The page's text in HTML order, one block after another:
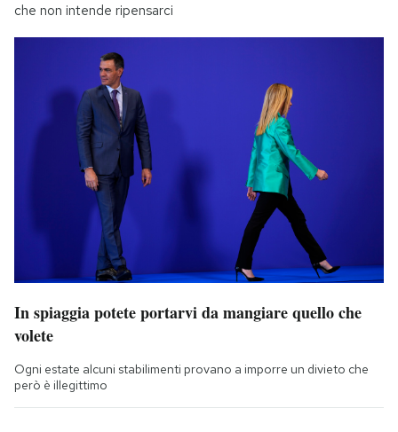
che non intende ripensarci
In spiaggia potete portarvi da mangiare quello che
volete
Ogni estate alcuni stabilimenti provano a imporre un divieto che
però è illegittimo